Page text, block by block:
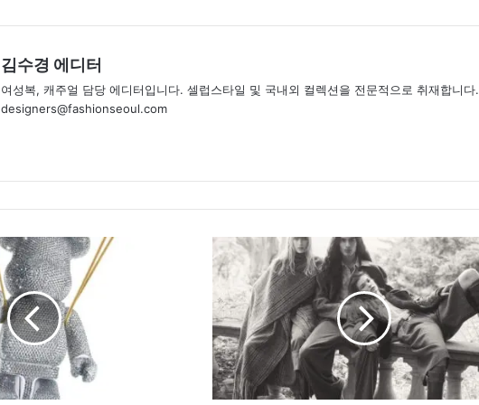
김수경 에디터
여성복, 캐주얼 담당 에디터입니다. 셀럽스타일 및 국내외 컬렉션을 전문적으로 취재합니다.
designers@fashionseoul.com
자
라,
25
가
을
·
겨
울
스